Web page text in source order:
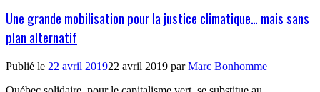
Une grande mobilisation pour la justice climatique… mais sans
plan alternatif
Publié le 22 avril 201922 avril 2019 parMarc Bonhomme